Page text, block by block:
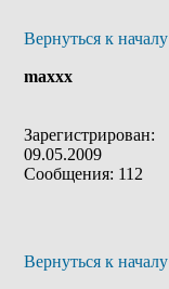
Вернуться к началу
maxxx
Зарегистрирован:
09.05.2009
Сообщения: 112
Вернуться к началу